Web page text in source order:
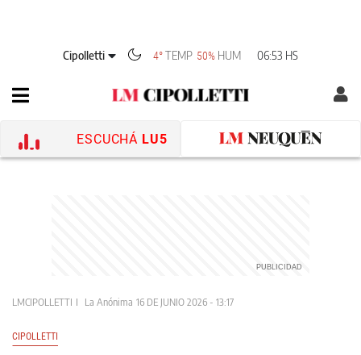
Cipolletti 4° TEMP 50% HUM 06:53 HS
ESCUCHÁ LU5
LMCIPOLLETTI La Anónima 16 DE JUNIO 2026 - 13:17
CIPOLLETTI